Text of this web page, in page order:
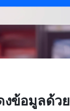
งข้อมูลด้ว